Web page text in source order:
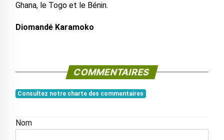
Ghana, le Togo et le Bénin.
Diomandé Karamoko
COMMENTAIRES
Consultez notre charte des commentaires
Nom